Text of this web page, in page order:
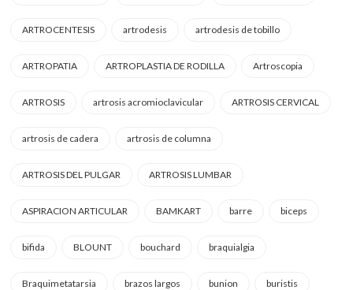
ARTROCENTESIS artrodesis artrodesis de tobillo
ARTROPATIA ARTROPLASTIA DE RODILLA Artroscopia
ARTROSIS artrosis acromioclavicular ARTROSIS CERVICAL
artrosis de cadera artrosis de columna
ARTROSIS DEL PULGAR ARTROSIS LUMBAR
ASPIRACION ARTICULAR BAMKART barre biceps
bifida BLOUNT bouchard braquialgia
Braquimetatarsia brazos largos bunion buristis